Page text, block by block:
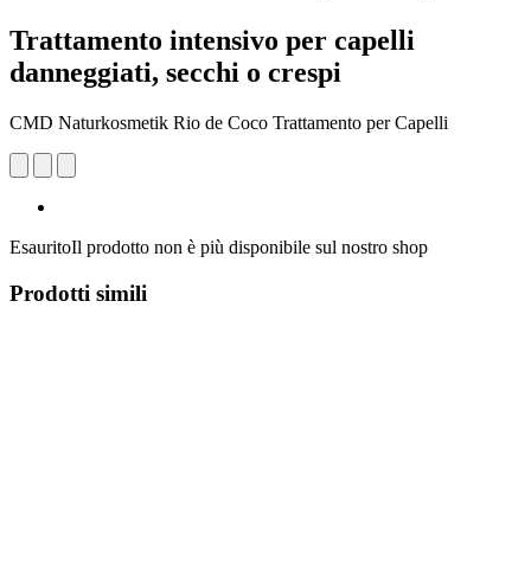
Trattamento intensivo per capelli
danneggiati, secchi o crespi
CMD Naturkosmetik Rio de Coco Trattamento per Capelli
EsauritoIl prodotto non è più disponibile sul nostro shop
Prodotti simili